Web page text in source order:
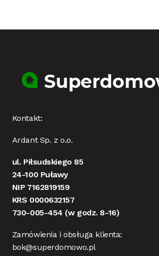
Kontakt:
Ardant Sp. z o.o.
ul. Piłsudskiego 85
24-100 Puławy
NIP 7162819159
KRS 0000632157
730-005-454 (w godz. 8-16)
Zamówienia i obsługa klienta:
bok@superdomowo.pl